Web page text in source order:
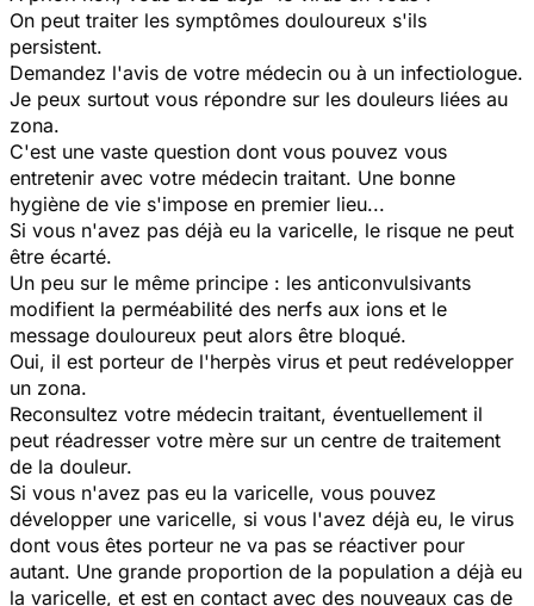
On peut traiter les symptômes douloureux s'ils
persistent.
Demandez l'avis de votre médecin ou à un infectiologue.
Je peux surtout vous répondre sur les douleurs liées au
zona.
C'est une vaste question dont vous pouvez vous
entretenir avec votre médecin traitant. Une bonne
hygiène de vie s'impose en premier lieu...
Si vous n'avez pas déjà eu la varicelle, le risque ne peut
être écarté.
Un peu sur le même principe : les anticonvulsivants
modifient la perméabilité des nerfs aux ions et le
message douloureux peut alors être bloqué.
Oui, il est porteur de l'herpès virus et peut redévelopper
un zona.
Reconsultez votre médecin traitant, éventuellement il
peut réadresser votre mère sur un centre de traitement
de la douleur.
Si vous n'avez pas eu la varicelle, vous pouvez
développer une varicelle, si vous l'avez déjà eu, le virus
dont vous êtes porteur ne va pas se réactiver pour
autant. Une grande proportion de la population a déjà eu
la varicelle, et est en contact avec des nouveaux cas de